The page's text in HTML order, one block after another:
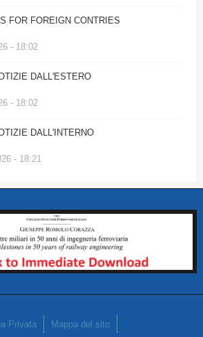
FOR FOREIGN CONTRIES
- 18:02
DALL'ESTERO
- 18:02
DALL'INTERNO
- 18:21
Privata Mappa del sito